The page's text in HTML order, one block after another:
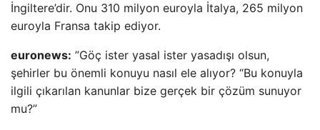
İngiltere’dir. Onu 310 milyon euroyla İtalya, 265 milyon
euroyla Fransa takip ediyor.
euronews: ”Göç ister yasal ister yasadışı olsun,
şehirler bu önemli konuyu nasıl ele alıyor? “Bu konuyla
ilgili çıkarılan kanunlar bize gerçek bir çözüm sunuyor
mu?”